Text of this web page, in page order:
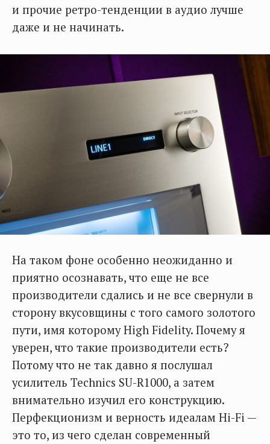
и прочие ретро-тенденции в аудио лучше
даже и не начинать.
На таком фоне особенно неожиданно и
приятно осознавать, что еще не все
производители сдались и не все свернули в
сторону вкусовщины с того самого золотого
пути, имя которому High Fidelity. Почему я
уверен, что такие производители есть?
Потому что не так давно я послушал
усилитель Technics SU-R1000, а затем
внимательно изучил его конструкцию.
Перфекционизм и верность идеалам Hi-Fi —
это то, из чего сделан современный